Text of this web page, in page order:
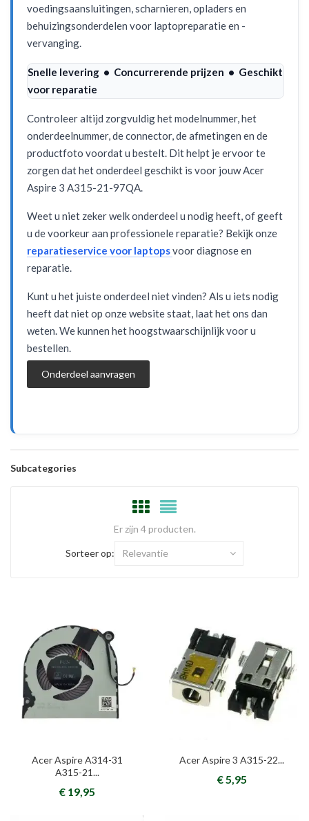
voedingsaansluitingen, scharnieren, opladers en
behuizingsonderdelen voor laptopreparatie en -
vervanging.
Snelle levering • Concurrerende prijzen • Geschikt
voor reparatie
Controleer altijd zorgvuldig het modelnummer, het
onderdeelnummer, de connector, de afmetingen en de
productfoto voordat u bestelt. Dit helpt je ervoor te
zorgen dat het onderdeel geschikt is voor jouw Acer
Aspire 3 A315-21-97QA.
Weet u niet zeker welk onderdeel u nodig heeft, of geeft
u de voorkeur aan professionele reparatie? Bekijk onze
reparatieservice voor laptopsvoor diagnose en
reparatie.
Kunt u het juiste onderdeel niet vinden? Als u iets nodig
heeft dat niet op onze website staat, laat het ons dan
weten. We kunnen het hoogstwaarschijnlijk voor u
bestellen.
Onderdeel aanvragen
Subcategories
Er zijn 4 producten.
Sorteer op: Relevantie
Acer Aspire A314-31
A315-21...
€ 19,95
Acer Aspire 3 A315-22...
€ 5,95